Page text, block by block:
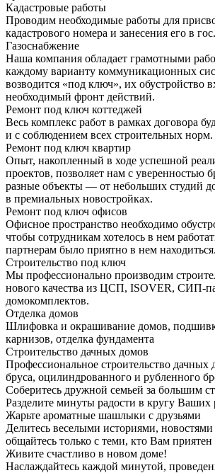
Кадастровые работы
Проводим необходимые работы для
кадастрового номера и занесения его в
Газоснабжение
Наша компания обладает грамотными
каждому варианту коммуникационных
возводится «под ключ», их обустройство
необходимый фронт действий.
Ремонт под ключ коттеджей
Весь комплекс работ в рамках договора
и с соблюдением всех строительных норм.
Ремонт под ключ квартир
Опыт, накопленный в ходе успешной
проектов, позволяет нам с уверенностью
разные объекты — от небольших студий
в премиальных новостройках.
Ремонт под ключ офисов
Офисное пространство необходимо
чтобы сотрудникам хотелось в нем
партнерам было приятно в нем находиться.
Строительство под ключ
Мы профессионально производим
нового качества из ЦСП, ISOVER, СИП-
домокомплектов.
Отделка домов
Шлифовка и окрашивание домов,
карнизов, отделка фундамента
Строительство дачных домов
Профессиональное строительство дачных
бруса, оцилиндрованного и рубленного
Соберитесь дружной семьей за большим
Разделите минуты радости в кругу
Жарьте ароматные шашлыки с друзьями
Делитесь веселыми историями,
общайтесь только с теми, кто Вам приятен
Живите счастливо в новом доме!
Наслаждайтесь каждой минутой,